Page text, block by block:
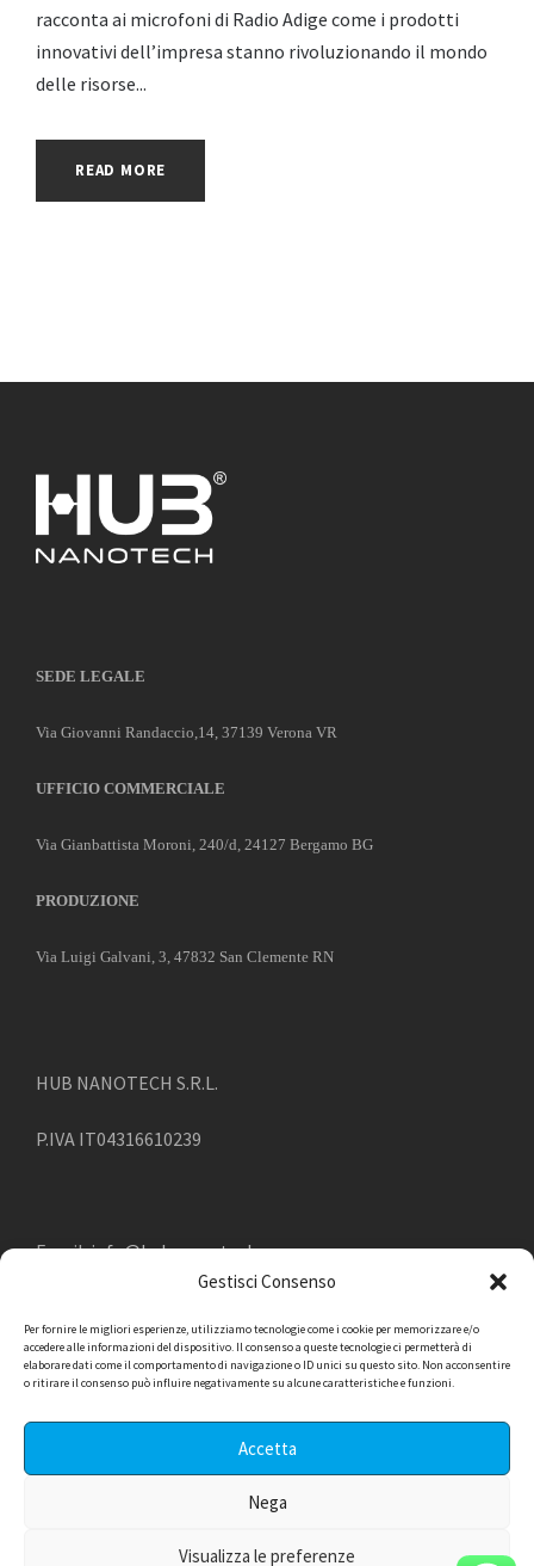
Gestisci Consenso
Per fornire le migliori esperienze, utilizziamo tecnologie come i cookie per memorizzare e/o
accedere alle informazioni del dispositivo. Il consenso a queste tecnologie ci permetterà di
elaborare dati come il comportamento di navigazione o ID unici su questo sito. Non acconsentire
o ritirare il consenso può influire negativamente su alcune caratteristiche e funzioni.
Accetta
Nega
Visualizza le preferenze
racconta ai microfoni di Radio Adige come i prodotti
innovativi dell’impresa stanno rivoluzionando il mondo
delle risorse...
READ MORE
SEDE LEGALE
Via Giovanni Randaccio,14, 37139 Verona VR
UFFICIO COMMERCIALE
Via Gianbattista Moroni, 240/d, 24127 Bergamo BG
PRODUZIONE
Via Luigi Galvani, 3, 47832 San Clemente RN
HUB NANOTECH S.R.L.
P.IVA IT04316610239
Email:info@hub-nanotech.com
© 2023, ALL RIGHT RESERVED -